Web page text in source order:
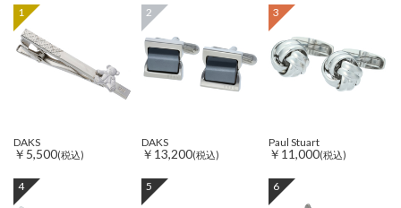
1
DAKS
￥5,500(税込)
2
DAKS
￥13,200(税込)
3
Paul Stuart
￥11,000(税込)
4 5 6